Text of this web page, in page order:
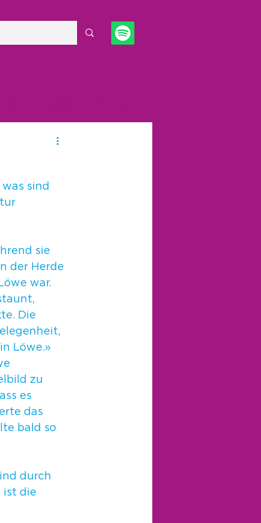
sind
sie
der Herde
war.
Die
Löwe.»
zu
es
das
bald so
durch
ist die